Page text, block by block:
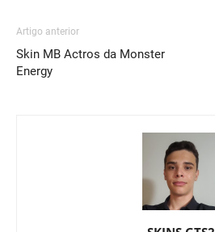
Artigo anterior
Skin MB Actros da Monster
Energy